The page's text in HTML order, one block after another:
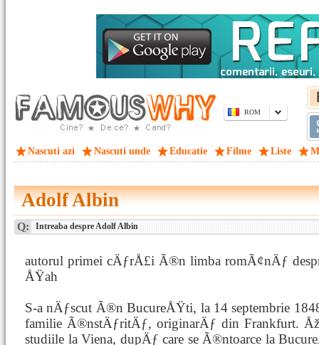
ROM
Nascuti azi Nascuti unde Educatie Filme Liste
Adolf Albin
Q: Intreaba despre Adolf Albin
autorul primei cÄƒrÅ£i Ã®n limba romÃ¢nÄƒ
ÅŸah
S-a nÄƒscut Ã®n BucureÅŸti, la 14 septembrie
familie Ã®nstÄƒritÄƒ, originarÄƒ din Frankfurt.
studiile la Viena, dupÄƒ care se Ã®ntoarce la